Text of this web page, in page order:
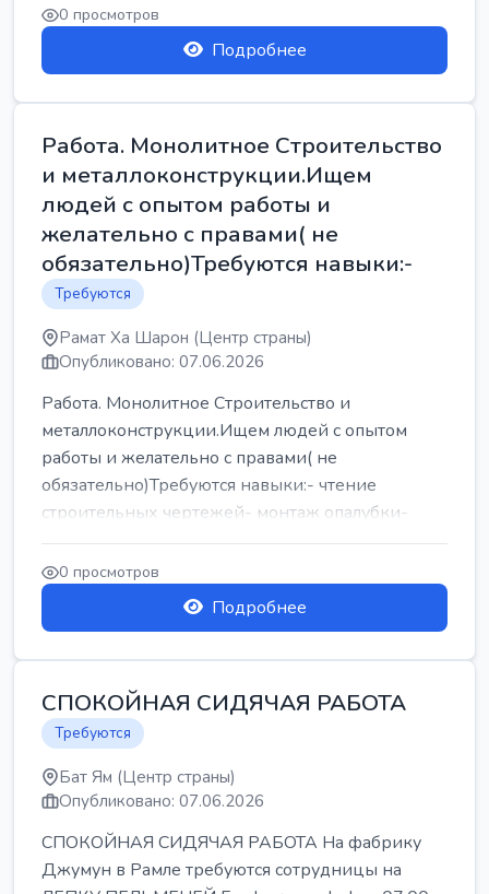
0 просмотров
Подробнее
Работа. Монолитное Строительство
и металлоконструкции.Ищем
людей с опытом работы и
желательно с правами( не
обязательно)Требуются навыки:-
Требуются
Рамат Ха Шарон (Центр страны)
Опубликовано: 07.06.2026
Работа. Монолитное Строительство и
металлоконструкции.Ищем людей с опытом
работы и желательно с правами( не
обязательно)Требуются навыки:- чтение
строительных чертежей- монтаж опалубки-
армокаркасыОпл...
0 просмотров
Подробнее
СПОКОЙНАЯ СИДЯЧАЯ РАБОТА
Требуются
Бат Ям (Центр страны)
Опубликовано: 07.06.2026
СПОКОЙНАЯ СИДЯЧАЯ РАБОТА На фабрику
Джумун в Рамле требуются сотрудницы на